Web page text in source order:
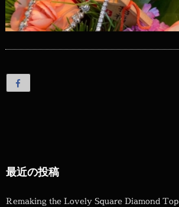
最近の投稿
Remaking the Lovely Square Diamond Top